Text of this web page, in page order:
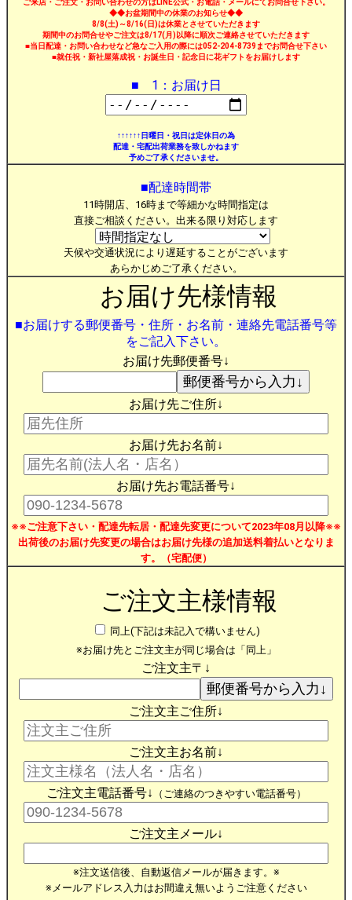
ご来店・ご注文・お問い合わせの方はLINE公式・お電話・メールにてお問合せ下さい。
◆◆お盆期間中の休業のお知らせ◆◆
8/8(土)～8/16(日)は休業とさせていただきます
期間中のお問合せやご注文は8/17(月)以降に順次ご連絡させていただきます
■当日配達・お問い合わせなど急なご入用の際には052-204-8739までお問合せ下さい
■就任祝・新社屋落成祝・お誕生日・記念日に花ギフトをお届けします
■ 1：お届け日
↑↑↑↑↑↑日曜日・祝日は定休日の為
配達・宅配出荷業務を致しかねます
予めご了承くださいませ。
■配達時間帯
11時開店、16時まで等細かな時間指定は
直接ご相談ください。出来る限り対応します
天候や交通状況により遅延することがございます
あらかじめご了承ください。
お届け先様情報
■お届けする郵便番号・住所・お名前・連絡先電話番号等
をご記入下さい。
お届け先郵便番号↓
お届け先ご住所↓
お届け先お名前↓
お届け先お電話番号↓
※※ご注意下さい・配達先転居・配達先変更について2023年08月以降※※
出荷後のお届け先変更の場合はお届け先様の追加送料着払いとなりま
す。（宅配便）
ご注文主様情報
同上(下記は未記入で構いません)
※お届け先とご注文主が同じ場合は「同上」
ご注文主〒↓
ご注文主ご住所↓
ご注文主お名前↓
ご注文主電話番号↓ （ご連絡のつきやすい電話番号）
ご注文主メール↓
※注文送信後、自動返信メールが届きます。※
※メールアドレス入力はお間違え無いようご注意ください